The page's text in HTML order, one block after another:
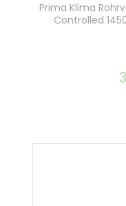
Prima Klima
Controlled